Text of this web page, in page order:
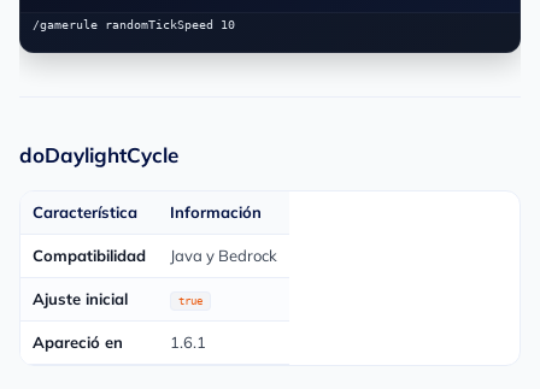
doDaylightCycle
Característica Información
Compatibilidad Java y Bedrock
Ajuste inicial true
Apareció en 1.6.1